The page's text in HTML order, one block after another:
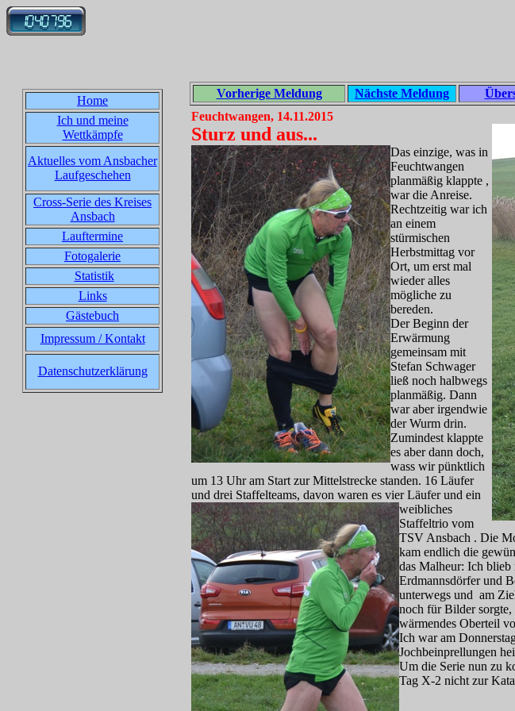
Home
Ich und meine
Wettkämpfe
Aktuelles vom Ansbacher
Laufgeschehen
Cross-Serie des Kreises
Ansbach
Lauftermine
Fotogalerie
Statistik
Links
Gästebuch
Impressum / Kontakt
Datenschutzerklärung
Vorherige Meldung Nächste Meldung
Feuchtwangen, 14.11.2015
Sturz und aus...
Das einzige, was in
Feuchtwangen
planmäßig klappte ,
war die Anreise.
Rechtzeitig war ich
an einem
stürmischen
Herbstmittag vor
Ort, um erst mal
wieder alles
mögliche zu
bereden.
Der Beginn der
Erwärmung
gemeinsam mit
Stefan Schwager
ließ noch halbwegs
planmäßig. Dann
war aber irgendwie
der Wurm drin.
Zumindest klappte
es aber dann doch,
wass wir pünktlich
um 13 Uhr am Start zur Mittelstrecke standen. 16 Läufer
und drei Staffelteams, davon waren es vier Läufer und ein
weibliches
Staffeltrio vom
TSV Ansbach . Die
kam endlich die
das Malheur: Ich
Erdmannsdörfer und
unterwegs und am
noch für Bilder sorgte,
wärmendes Oberteil
Ich war am
Jochbeinprellungen
Um die Serie nun zu
Tag X-2 nicht zur